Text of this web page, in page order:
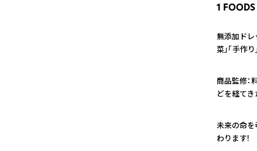
1
無添加ドレ
菜」「手作
商品監修：
どを経てき
未来の命を
わります!